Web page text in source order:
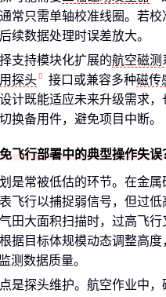
常只需单轴校准线圈。若
续数据处理时误差放大。
支持模块化扩展的航空磁测
探头 接口或兼容多种磁传
计既能适应未来升级需求
换备用件，避免项目中断。
飞行部署中的典型操作失误
是常被低估的环节。在金属
飞行以捕捉弱信号，但过
田大面积扫描时，过高飞行
据目标体规模动态调整高度
测数据质量。
是探头维护。航空作业中